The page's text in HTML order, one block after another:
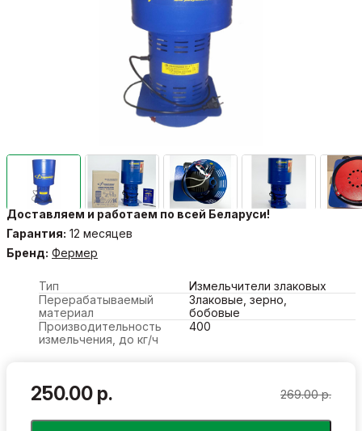
Доставляем и работаем по всей Беларуси!
Гарантия: 12 месяцев
Бренд: Фермер
Тип
Измельчители злаковых
Перерабатываемый
материал
Злаковые, зерно,
бобовые
Производительность
измельчения, до кг/ч
400
250.00 р. 269.00 р.